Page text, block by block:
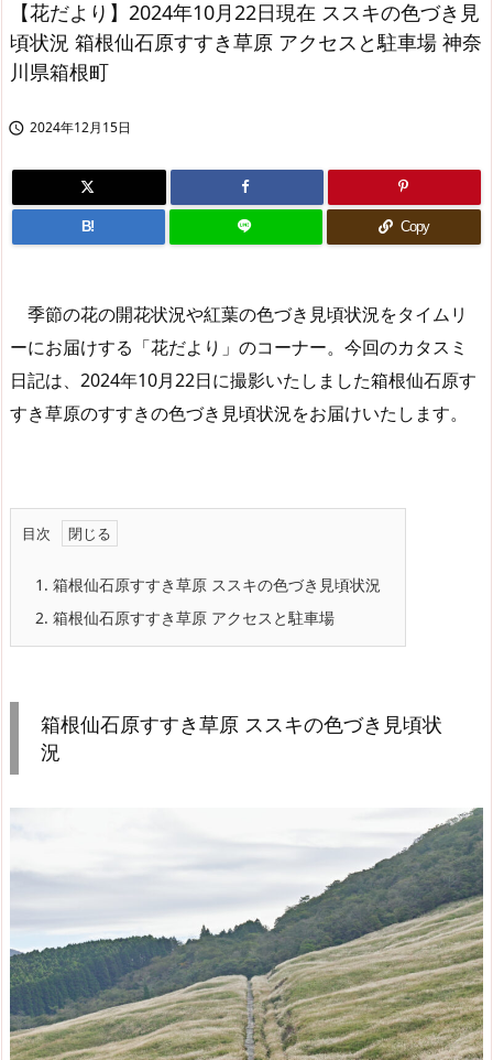
【花だより】2024年10月22日現在 ススキの色づき見
頃状況 箱根仙石原すすき草原 アクセスと駐車場 神奈
川県箱根町
 2024年12月15日
B! Copy
季節の花の開花状況や紅葉の色づき見頃状況をタイムリ
ーにお届けする「花だより」のコーナー。今回のカタスミ
日記は、2024年10月22日に撮影いたしました箱根仙石原す
すき草原のすすきの色づき見頃状況をお届けいたします。
目次
1. 箱根仙石原すすき草原 ススキの色づき見頃状況
2. 箱根仙石原すすき草原 アクセスと駐車場
箱根仙石原すすき草原 ススキの色づき見頃状
況